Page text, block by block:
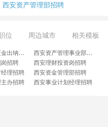
西安资产管理部招聘
位 周边城市 相关模板
西安客户保证金出纳岗招聘
西安资产管理事业部总经理招聘
招聘
西安理财投资岗招聘
理招聘
西安资金管理部招聘
办招聘
西安事业计划经理招聘
员招聘